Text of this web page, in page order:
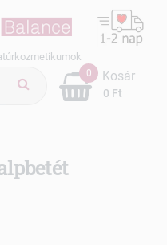
0
0 Ft
Kosár